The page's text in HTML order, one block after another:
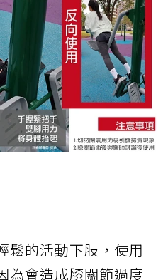
鬆的活動下肢，使用
為會造成膝關節過度